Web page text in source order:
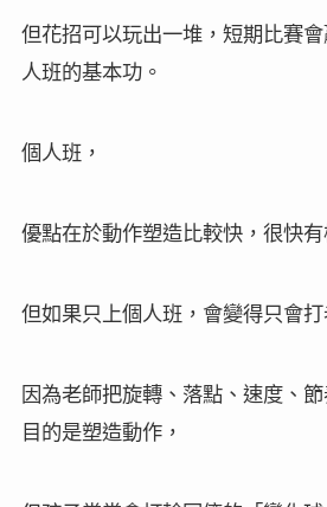
但花招可以玩出一堆，短期比賽
人班的基本功。
個人班，
優點在於動作塑造比較快，很快有
但如果只上個人班，會變得只會打
因為老師把旋轉、落點、速度、
目的是塑造動作，